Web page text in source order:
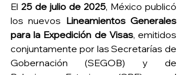
El 25 de julio de 2025, México publicó
los nuevos Lineamientos Generales
para la Expedición de Visas, emitidos
conjuntamente por las Secretarías de
Gobernación (SEGOB) y de